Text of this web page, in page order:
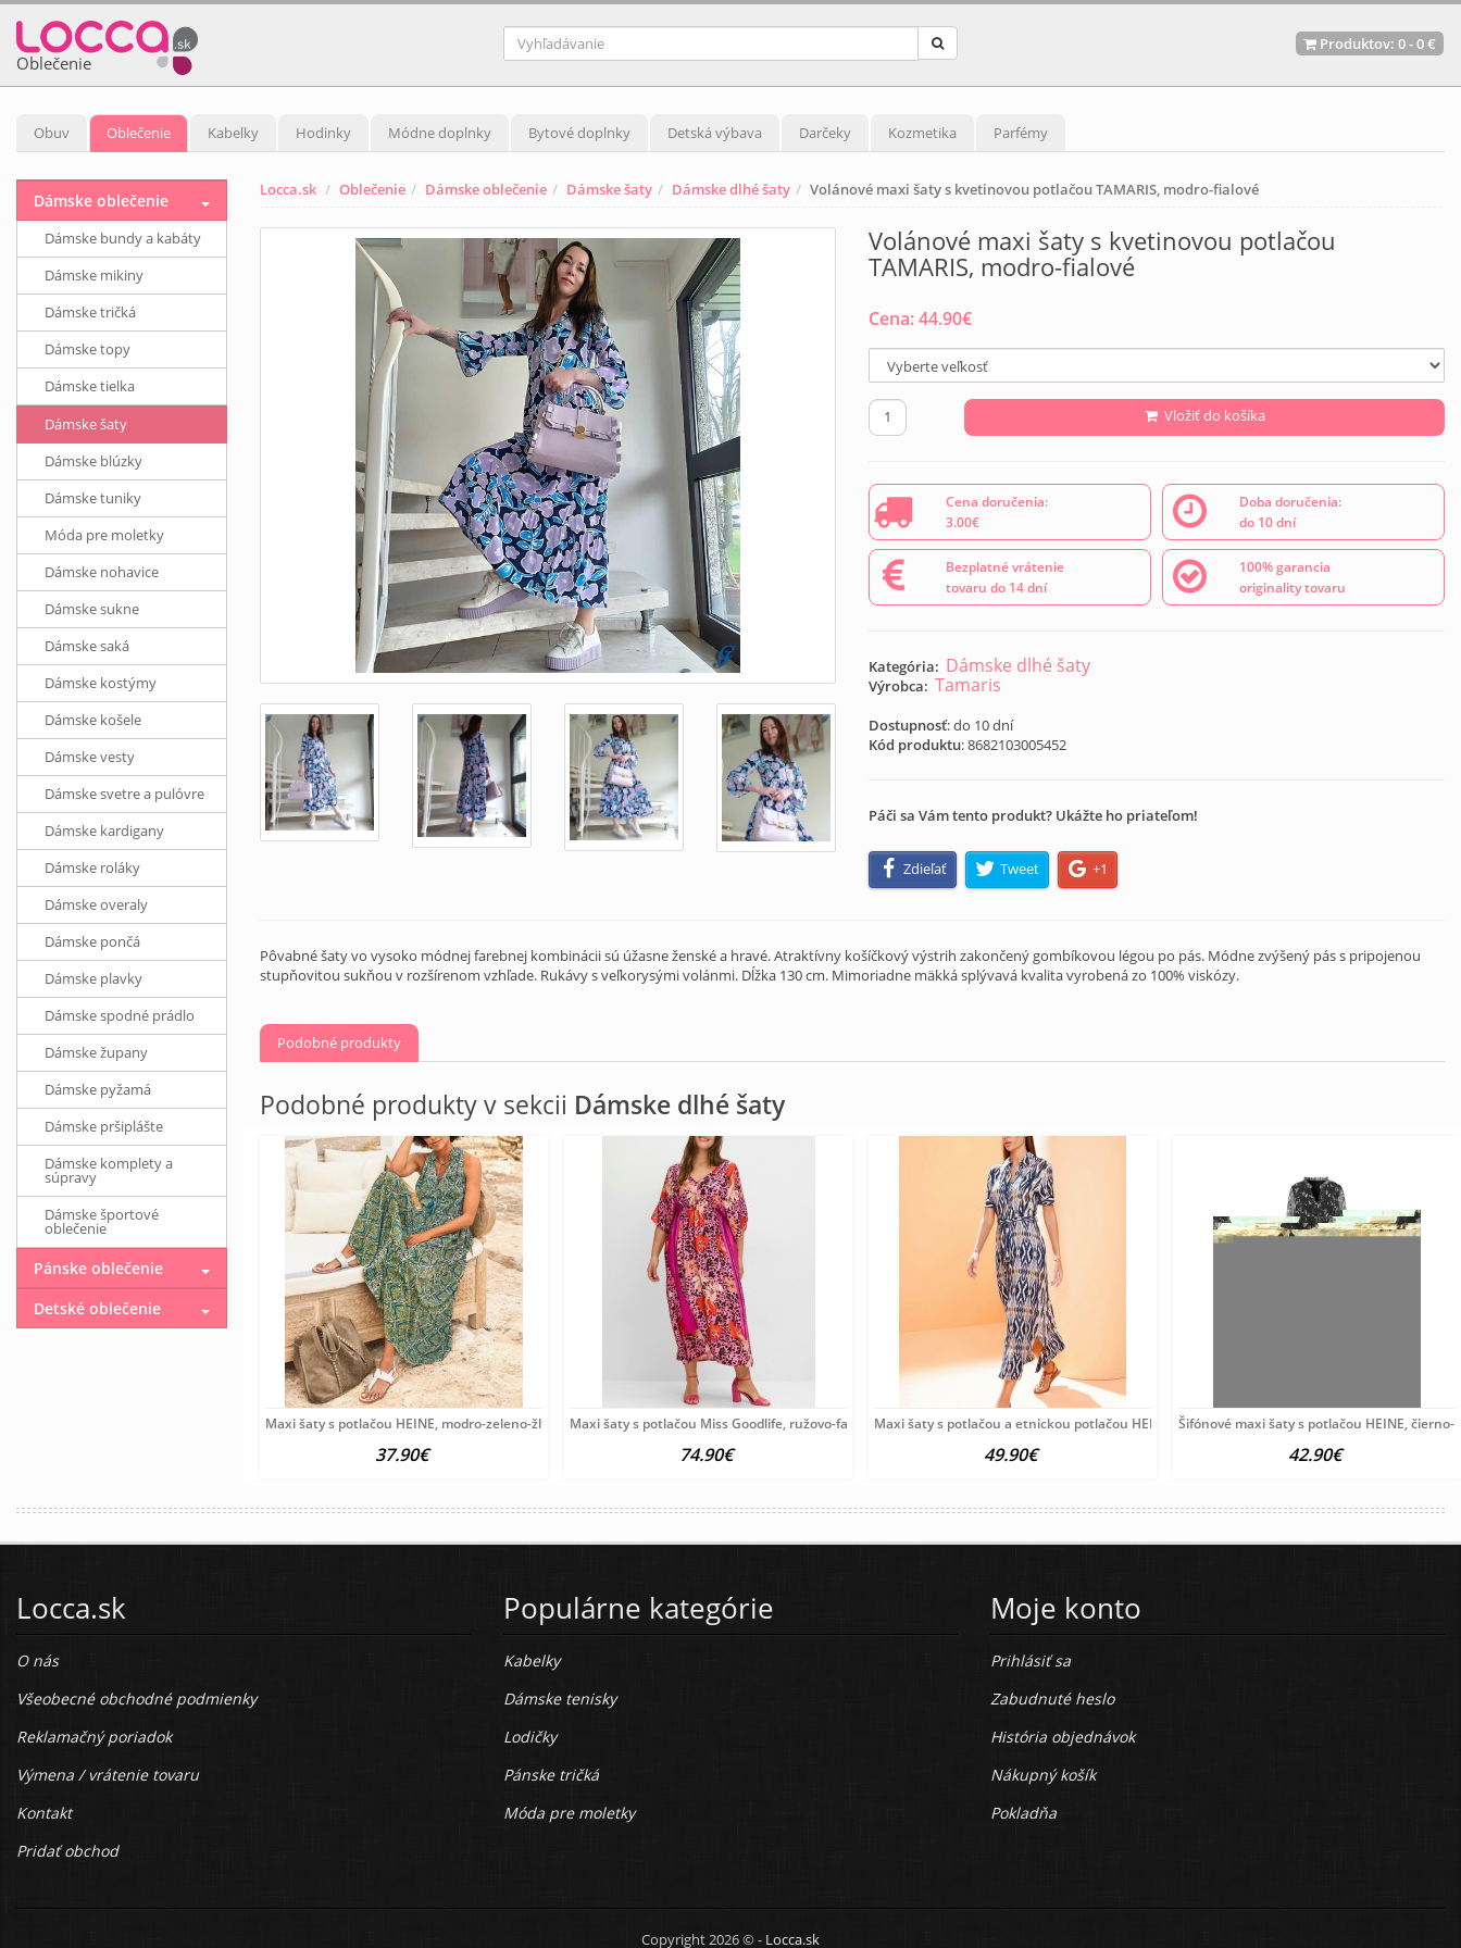
Oblečenie
Produktov: 0-0 €
Obuv Oblečenie Kabelky Hodinky Módne doplnky Bytové doplnky Detská výbava Darčeky Kozmetika Parfémy
Locca.sk Oblečenie Dámske oblečenie Dámske šaty Dámske dlhé šaty Volánové maxi šaty s kvetinovou potlačou TAMARIS, modro-fialové
Volánové maxi šaty s kvetinovou potlačou
TAMARIS, modro-fialové
Cena:44.90€
Vložiť do košíka
Cena doručenia:
3.00€
Doba doručenia:
do 10 dní
Bezplatné vrátenie
tovaru do 14 dní
100% garancia
originality tovaru
Kategória: Dámske dlhé šaty
Výrobca: Tamaris
Dostupnosť: do 10 dní
Kód produktu:8682103005452
Páči sa Vám tento produkt? Ukážte ho priateľom!
Zdieľať Tweet +1
Pôvabné šaty vo vysoko módnej farebnej kombinácii sú úžasne ženské a hravé. Atraktívny košíčkový výstrih zakončený gombíkovou légou po pás. Módne zvýšený pás s pripojenou
stupňovitou sukňou v rozšírenom vzhľade. Rukávy s veľkorysými volánmi. Dĺžka 130 cm. Mimoriadne mäkká splývavá kvalita vyrobená zo 100% viskózy.
Podobné produkty
Podobné produkty v sekcii Dámske dlhé šaty
Maxi šaty s potlačou HEINE, modro-zeleno-žlté
37.90€
Maxi šaty s potlačou Miss Goodlife, ružovo-farebné
74.90€
Maxi šaty s potlačou a etnickou potlačou HEINE, viacfarebné
49.90€
Šifónové maxi šaty s potlačou HEINE, čierno-
42.90€
Dámske oblečenie
Dámske bundy a kabáty
Dámske mikiny
Dámske tričká
Dámske topy
Dámske tielka
Dámske šaty
Dámske blúzky
Dámske tuniky
Móda pre moletky
Dámske nohavice
Dámske sukne
Dámske saká
Dámske kostýmy
Dámske košele
Dámske vesty
Dámske svetre a pulóvre
Dámske kardigany
Dámske roláky
Dámske overaly
Dámske pončá
Dámske plavky
Dámske spodné prádlo
Dámske župany
Dámske pyžamá
Dámske pršiplášte
Dámske komplety a
súpravy
Dámske športové
oblečenie
Pánske oblečenie
Detské oblečenie
Locca.sk
O nás
Všeobecné obchodné podmienky
Reklamačný poriadok
Výmena / vrátenie tovaru
Kontakt
Pridať obchod
Populárne kategórie
Kabelky
Dámske tenisky
Lodičky
Pánske tričká
Móda pre moletky
Moje konto
Prihlásiť sa
Zabudnuté heslo
História objednávok
Nákupný košík
Pokladňa
Copyright 2026 © - Locca.sk